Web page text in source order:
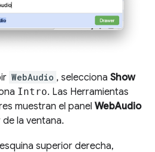
WebAudio , selecciona Show
Intro. Las Herramientas
muestran el panel WebAudio
la ventana.
superior derecha,